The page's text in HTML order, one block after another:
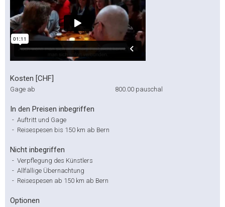
Kosten [CHF]
Gage ab 800.00 pauschal
In den Preisen inbegriffen
- Auftritt und Gage
- Reisespesen bis 150 km ab Bern
Nicht inbegriffen
- Verpflegung des Künstlers
- Allfällige Übernachtung
- Reisespesen ab 150 km ab Bern
Optionen